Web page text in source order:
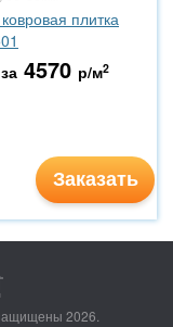
плитка
4570 р/м2
Заказать
2026.